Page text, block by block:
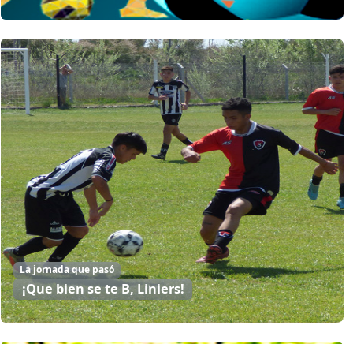
La jornada que pasó
¡Que bien se te B, Liniers!